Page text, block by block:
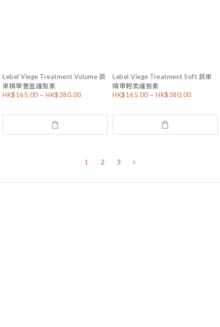
Lebel Viege Treatment Volume 蔬
果精華豐盈護髮素
HK$165.00 ~ HK$380.00
Lebel Viege Treatment Soft 蔬果
精華輕柔護髮素
HK$165.00 ~ HK$380.00
1 2 3